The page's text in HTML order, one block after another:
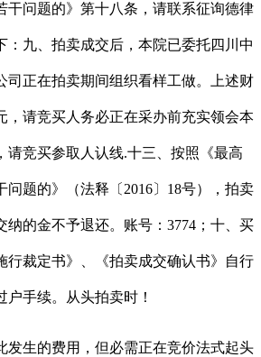
干问题的》第十八条，请联系征询德律
：九、拍卖成交后，本院已委托四川中
司正在拍卖期间组织看样工做。上述财
，请竞买人务必正在采办前充实领会本
请竞买参取人认线.十三、按照《最高
问题的》（法释〔2016〕18号），拍卖
纳的金不予退还。账号：3774；十、买
行裁定书》、《拍卖成交确认书》自行
手续。从头拍卖时！
生的费用，但必需正在竞价法式起头